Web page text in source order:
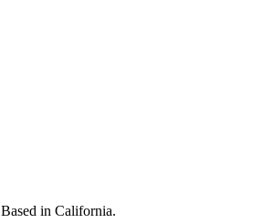
Based in California.